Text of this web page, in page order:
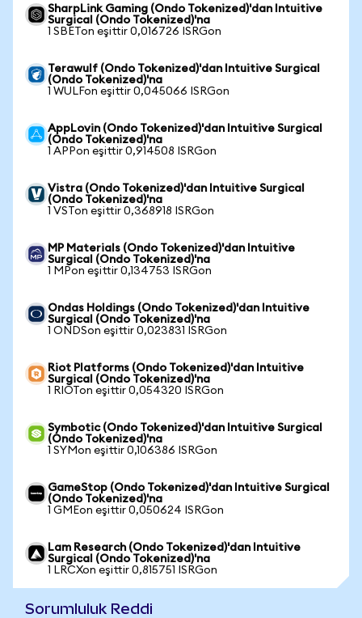
SharpLink Gaming (Ondo Tokenized)'dan Intuitive
Surgical (Ondo Tokenized)'na
1 SBETon eşittir 0,016726 ISRGon
Terawulf (Ondo Tokenized)'dan Intuitive Surgical
(Ondo Tokenized)'na
1 WULFon eşittir 0,045066 ISRGon
AppLovin (Ondo Tokenized)'dan Intuitive Surgical
(Ondo Tokenized)'na
1 APPon eşittir 0,914508 ISRGon
Vistra (Ondo Tokenized)'dan Intuitive Surgical
(Ondo Tokenized)'na
1 VSTon eşittir 0,368918 ISRGon
MP Materials (Ondo Tokenized)'dan Intuitive
Surgical (Ondo Tokenized)'na
1 MPon eşittir 0,134753 ISRGon
Ondas Holdings (Ondo Tokenized)'dan Intuitive
Surgical (Ondo Tokenized)'na
1 ONDSon eşittir 0,023831 ISRGon
Riot Platforms (Ondo Tokenized)'dan Intuitive
Surgical (Ondo Tokenized)'na
1 RIOTon eşittir 0,054320 ISRGon
Symbotic (Ondo Tokenized)'dan Intuitive Surgical
(Ondo Tokenized)'na
1 SYMon eşittir 0,106386 ISRGon
GameStop (Ondo Tokenized)'dan Intuitive Surgical
(Ondo Tokenized)'na
1 GMEon eşittir 0,050624 ISRGon
Lam Research (Ondo Tokenized)'dan Intuitive
Surgical (Ondo Tokenized)'na
1 LRCXon eşittir 0,815751 ISRGon
Sorumluluk Reddi